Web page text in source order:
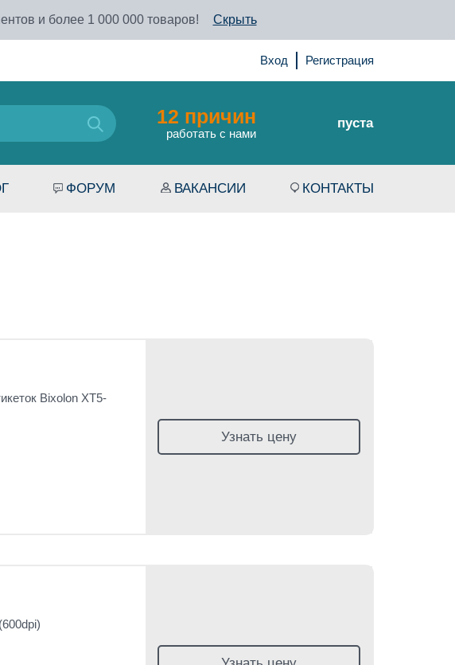
и более 1 000 000 товаров! Скрыть
Вход Регистрация
12 причин
работать с нами
пуста
ФОРУМ ВАКАНСИИ КОНТАКТЫ
Bixolon XT5-
Узнать цену